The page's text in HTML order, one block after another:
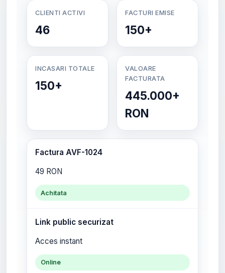
CLIENTI ACTIVI
46
FACTURI EMISE
150+
INCASARI TOTALE
150+
VALOARE
FACTURATA
445.000+
RON
Factura AVF-1024
49 RON
Achitata
Link public securizat
Acces instant
Online